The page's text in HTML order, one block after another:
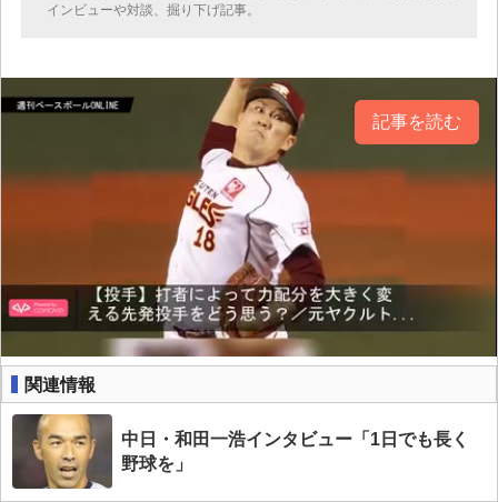
インビューや対談、掘り下げ記事。
記事を読む
関連情報
中日・和田一浩インタビュー「1日でも長く
野球を」